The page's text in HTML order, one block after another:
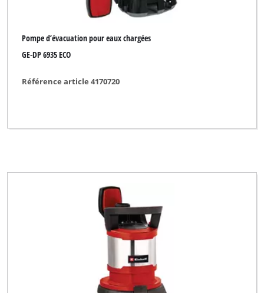
Pompe d’évacuation pour eaux chargées
GE-DP 6935 ECO
Référence article 4170720